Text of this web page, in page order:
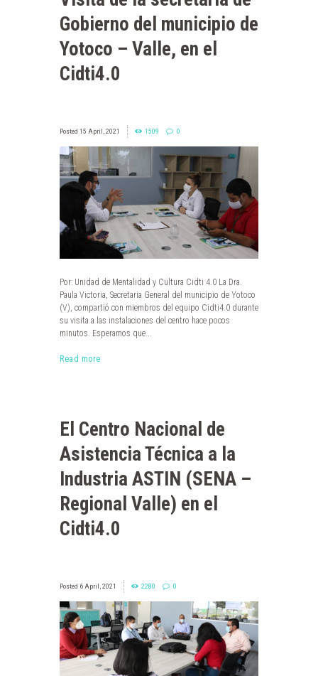
Gobierno del municipio de
Yotoco – Valle, en el
Cidti4.0
15 April, 2021 1509 0
Por: Unidad de Mentalidad y Cultura Cidti 4.0 La Dra.
Paula Victoria, Secretaria General del municipio de Yotoco
(V), compartió con miembros del equipo Cidti4.0 durante
su visita a las instalaciones del centro hace pocos
minutos. Esperamos que...
Read more
El Centro Nacional de
Asistencia Técnica a la
Industria ASTIN (SENA –
Regional Valle) en el
Cidti4.0
6 April, 2021 2280 0